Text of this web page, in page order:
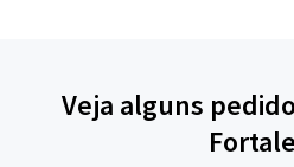
Veja alguns